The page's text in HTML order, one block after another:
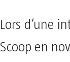
Lors d’une
Scoop en